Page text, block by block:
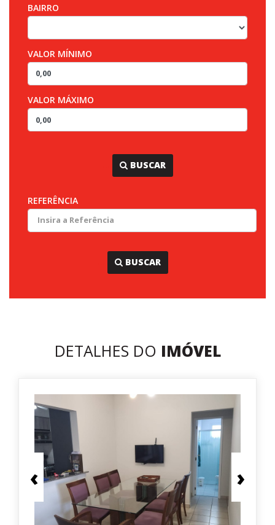
BAIRRO
VALOR MÍNIMO
VALOR MÁXIMO
BUSCAR
REFERÊNCIA
BUSCAR
DETALHES DO IMÓVEL
‹ ›